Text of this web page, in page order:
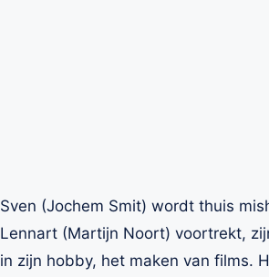
Sven (Jochem Smit) wordt thuis
Lennart (Martijn Noort) voortrekt,
in zijn hobby, het maken van films.